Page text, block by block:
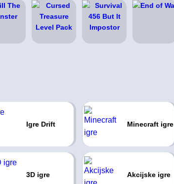
Igre Drift Minecraft igre
3D igre Akcijske igre